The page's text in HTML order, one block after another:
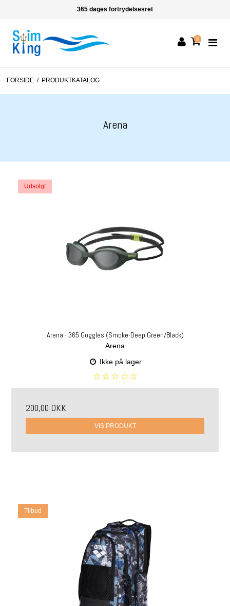
365 dages fortrydelsesret
0
FORSIDE / PRODUKTKATALOG
Arena
Udsolgt
Arena - 365 Goggles (Smoke-Deep Green/Black)
Arena
Ikke på lager
200,00 DKK
VIS PRODUKT
Tilbud